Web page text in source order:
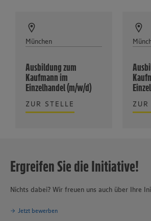
München
Ausbildung zum
Kaufmann im
Einzelhandel (m/w/d)
ZUR STELLE ZUR
Ergreifen Sie die Initiative!
Nichts dabei? Wir freuen uns auch über Ihre
Jetzt bewerben